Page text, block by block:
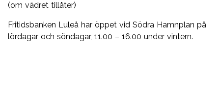
(om vädret tillåter)
Fritidsbanken Luleå har öppet vid Södra Hamnplan på
lördagar och söndagar, 11.00 – 16.00 under vintern.